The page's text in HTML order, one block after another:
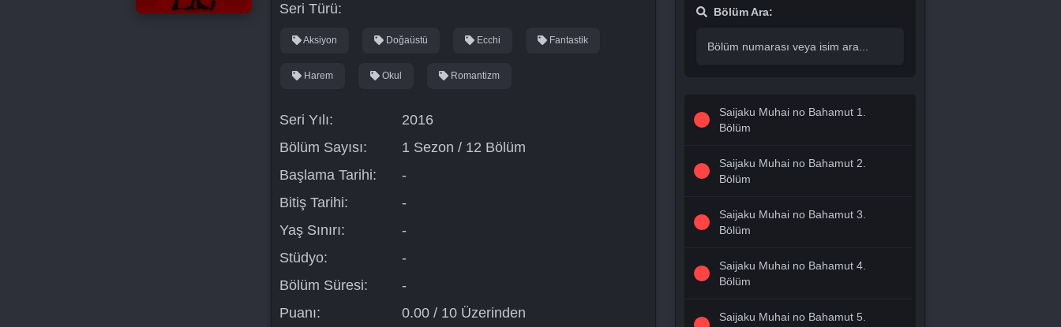
Seri Türü:
Aksiyon Doğaüstü Ecchi Fantastik
Harem Okul Romantizm
Seri Yılı:
2016
Bölüm Sayısı:
1 Sezon / 12 Bölüm
Başlama Tarihi:
-
Bitiş Tarihi:
-
Yaş Sınırı:
-
Stüdyo:
-
Bölüm Süresi:
-
Puanı:
0.00 / 10 Üzerinden
Bölüm Ara:
Saijaku Muhai no Bahamut 1.
Bölüm
Saijaku Muhai no Bahamut 2.
Bölüm
Saijaku Muhai no Bahamut 3.
Bölüm
Saijaku Muhai no Bahamut 4.
Bölüm
Saijaku Muhai no Bahamut 5.